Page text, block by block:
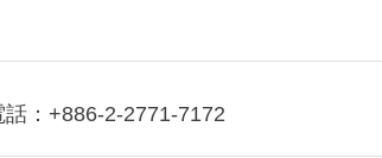
話：+886-2-2771-7172